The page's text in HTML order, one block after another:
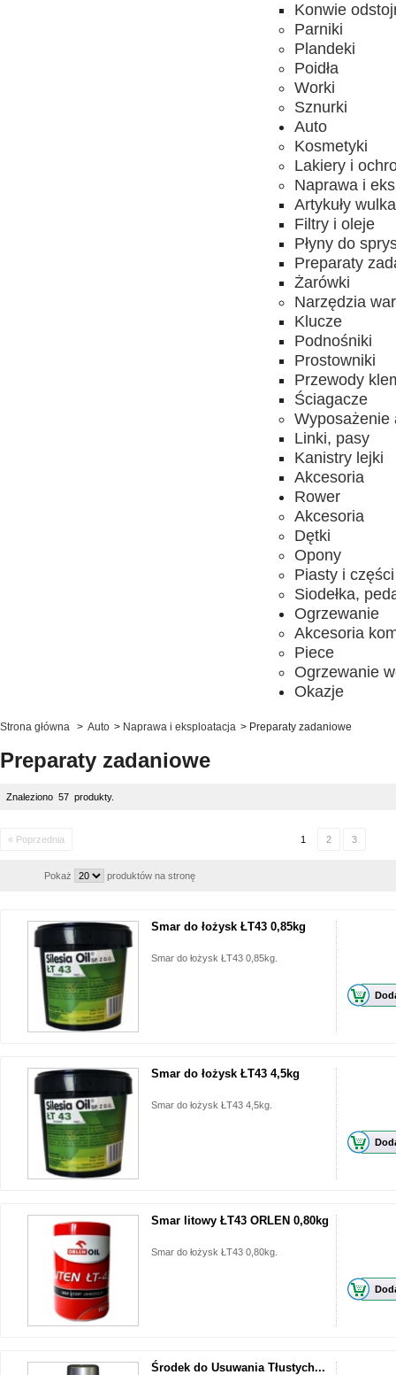
Konwie
Parniki
Plandeki
Poidła
Worki
Sznurki
Auto
Kosmetyki
Lakiery i
Naprawa i
Artykuły
Filtry i oleje
Płyny do
Preparaty
Żarówki
Narzędzia
Klucze
Podnośniki
Prostowniki
Przewody
Ściagacze
Wyposażenie
Linki, pasy
Kanistry lejki
Akcesoria
Rower
Akcesoria
Dętki
Opony
Piasty i części
Siodełka,
Ogrzewanie
Akcesoria
Piece
Ogrzewanie
Okazje
Strona główna > Auto > Naprawa i eksploatacja > Preparaty zadaniowe
Preparaty zadaniowe
Znaleziono 57 produkty.
« Poprzednia 1 2 3
Pokaż produktów na stronę
Smar do łożysk ŁT43 0,85kg
Smar do łożysk ŁT43 0,85kg.
Smar do łożysk ŁT43 4,5kg
Smar do łożysk ŁT43 4,5kg.
Smar litowy ŁT43 ORLEN 0,80kg
Smar do łożysk ŁT43 0,80kg.
Środek do Usuwania Tłustych...